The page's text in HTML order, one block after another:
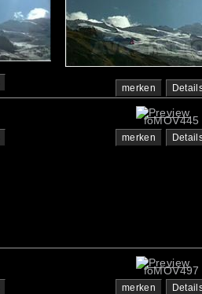
merken
foMOV445
merken
foMOV497
merken